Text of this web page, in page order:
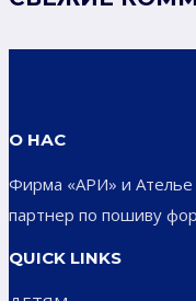
О НАС
Фирма «АРИ» и
партнер по пошиву
QUICK LINKS